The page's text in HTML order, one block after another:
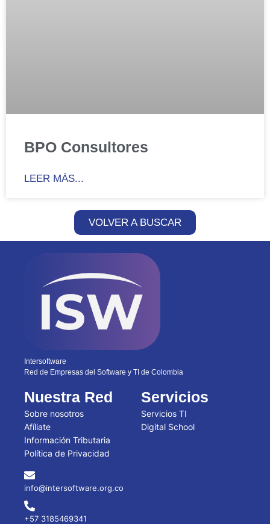
BPO Consultores
LEER MÁS...
VOLVER A BUSCAR
Intersoftware
Red de Empresas del Software y TI de Colombia
Nuestra Red
Sobre nosotros
Afíliate
Información Tributaria
Política de Privacidad
Servicios
Servicios TI
Digital School
info@intersoftware.org.co
+57 3185469341